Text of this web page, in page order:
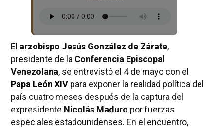
El arzobispo Jesús González de Zárate,
presidente de la Conferencia Episcopal
Venezolana, se entrevistó el 4 de mayo con el
Papa León XIVpara exponer la realidad política del
país cuatro meses después de la captura del
expresidente Nicolás Maduro por fuerzas
especiales estadounidenses. En el encuentro,